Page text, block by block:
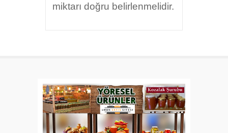
miktarı doğru belirlenmelidir.